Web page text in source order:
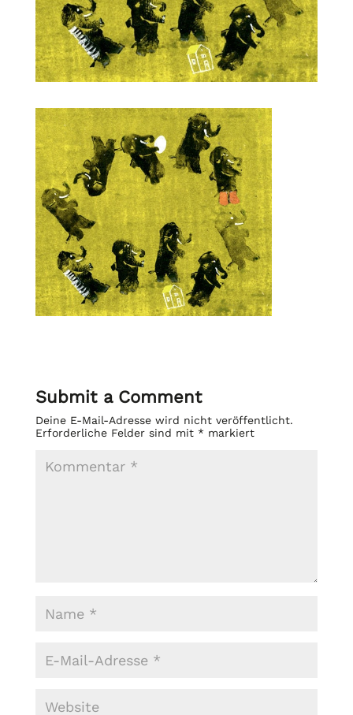
Submit a Comment
Deine E-Mail-Adresse wird nicht veröffentlicht.
Erforderliche Felder sind mit *markiert